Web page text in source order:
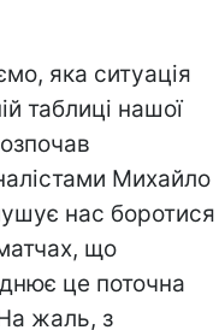
яка ситуація
таблиці нашої
Михайло
нас боротися
що
це поточна
жаль, з